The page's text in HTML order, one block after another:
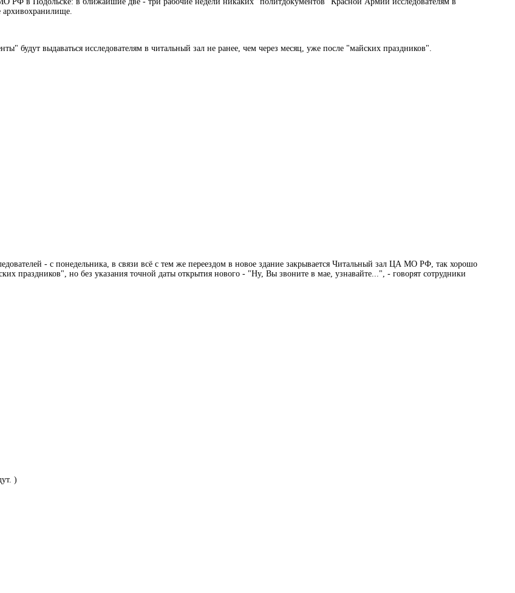
архивохранилище.
будут выдаваться исследователям в читальный зал не ранее, чем через месяц, уже после "майских праздников".
- с понедельника, в связи всё с тем же переездом в новое здание закрывается Читальный зал ЦА МО РФ, так хорошо
праздников", но без указания точной даты открытия нового - "Ну, Вы звоните в мае, узнавайте...", - говорят сотрудники
)